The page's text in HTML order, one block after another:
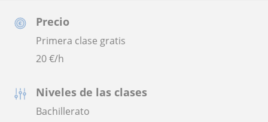
Precio
Primera clase gratis
20€/h
Niveles de las clases
Bachillerato